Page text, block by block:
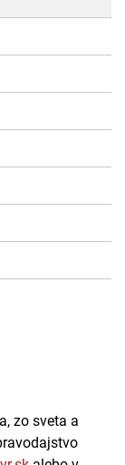
zo sveta a